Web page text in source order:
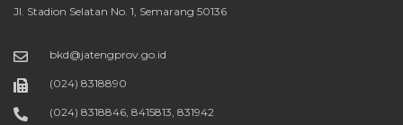
Jl. Stadion Selatan No. 1, Semarang 50136
bkd@jatengprov.go.id
(024) 8318890
(024) 8318846, 8415813, 831942